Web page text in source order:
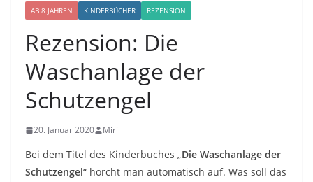
AB 8 JAHREN KINDERBÜCHER REZENSION
Rezension: Die
Waschanlage der
Schutzengel
20. Januar 2020 Miri
Bei dem Titel des Kinderbuches „Die Waschanlage der
Schutzengel“ horcht man automatisch auf. Was soll das